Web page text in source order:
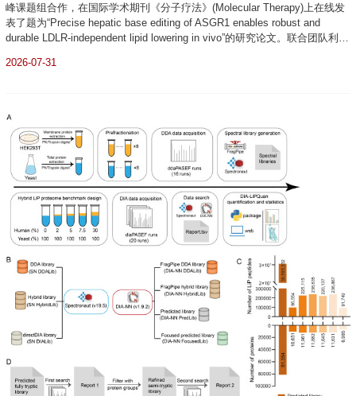
峰课题组合作，在国际学术期刊《分子疗法》(Molecular Therapy)上在线发
表了题为“Precise hepatic base editing of ASGR1 enables robust and
durable LDLR-independent lipid lowering in vivo”的研究论文。联合团队利用
ASGR1基因的高效、精准编辑，展现了高效、持久且安全的降脂效果，...
2026-07-31